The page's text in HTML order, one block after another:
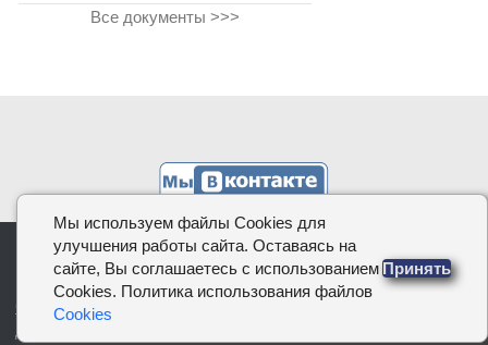
Все документы >>>
КОДИФИКАЦИЯ.РФ, 2026
О проекте |
Политика в отношении обработки персональных
Мы используем файлы Cookies для
улучшения работы сайта. Оставаясь на
сайте, Вы соглашаетесь с использованием
Cookies. Политика использования файлов
Cookies
Принять